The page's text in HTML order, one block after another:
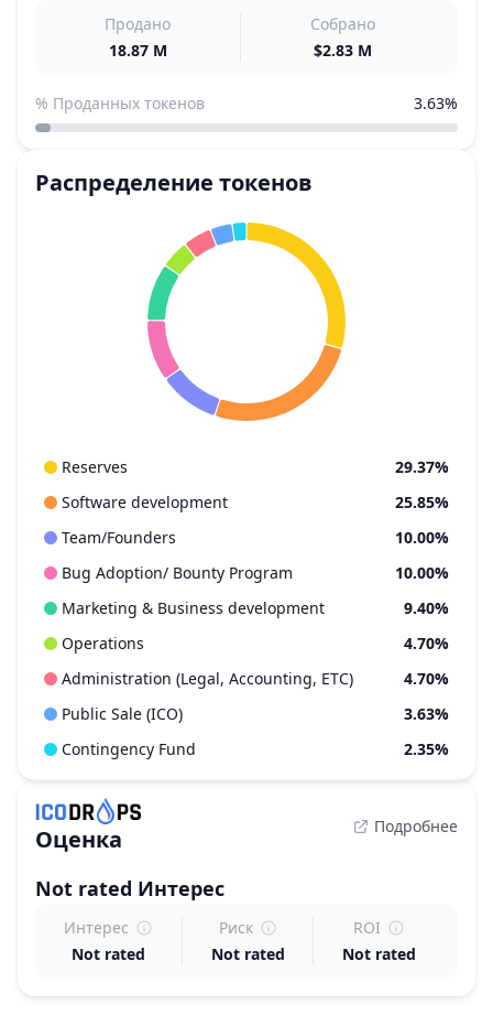
Продано
18.87 M
Собрано
$2.83 M
% Проданных токенов 3.63%
Распределение токенов
Reserves
29.37%
Software development
25.85%
Team/Founders
10.00%
Bug Adoption/ Bounty Program
10.00%
Marketing & Business development
9.40%
Operations
4.70%
Administration (Legal, Accounting, ETC)
4.70%
Public Sale (ICO)
3.63%
Contingency Fund
2.35%
Оценка Подробнее
Not rated Интерес
Интерес
Not rated
Риск
Not rated
ROI
Not rated